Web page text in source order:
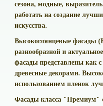
сезона, модные,
работать на создание
искусства.
Высокоглянцевые фасады
разнообразной и
фасады представлены как
древесные декорами.
использованием пленок
Фасады класса "Премиум"